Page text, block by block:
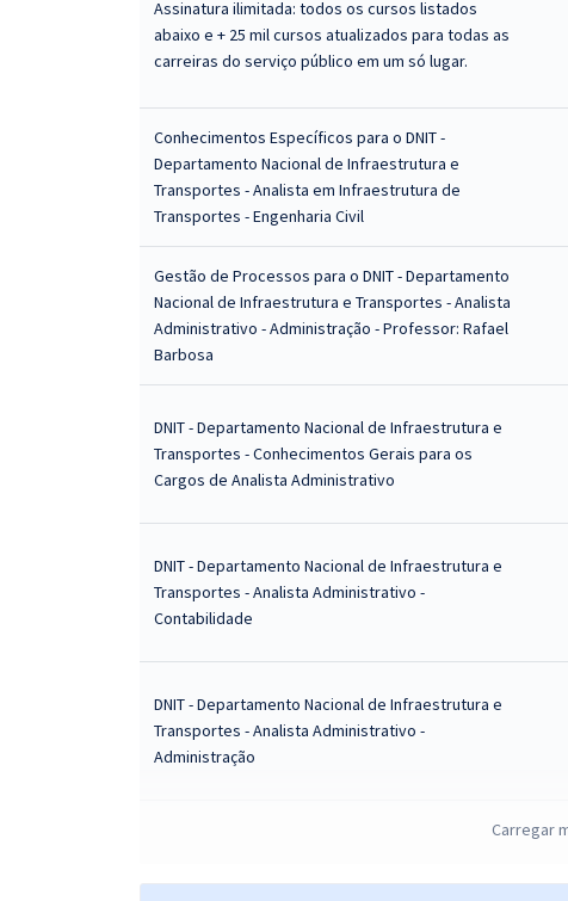
Assinatura ilimitada: todos os cursos listados
abaixo e + 25 mil cursos atualizados para todas as
carreiras do serviço público em um só lugar.
Conhecimentos Específicos para o DNIT -
Departamento Nacional de Infraestrutura e
Transportes - Analista em Infraestrutura de
Transportes - Engenharia Civil
Gestão de Processos para o DNIT - Departamento
Nacional de Infraestrutura e Transportes - Analista
Administrativo - Administração - Professor: Rafael
Barbosa
DNIT - Departamento Nacional de Infraestrutura e
Transportes - Conhecimentos Gerais para os
Cargos de Analista Administrativo
DNIT - Departamento Nacional de Infraestrutura e
Transportes - Analista Administrativo -
Contabilidade
DNIT - Departamento Nacional de Infraestrutura e
Transportes - Analista Administrativo -
Administração
DNIT - Departamento Nacional de Infraestrutura e
Carregar